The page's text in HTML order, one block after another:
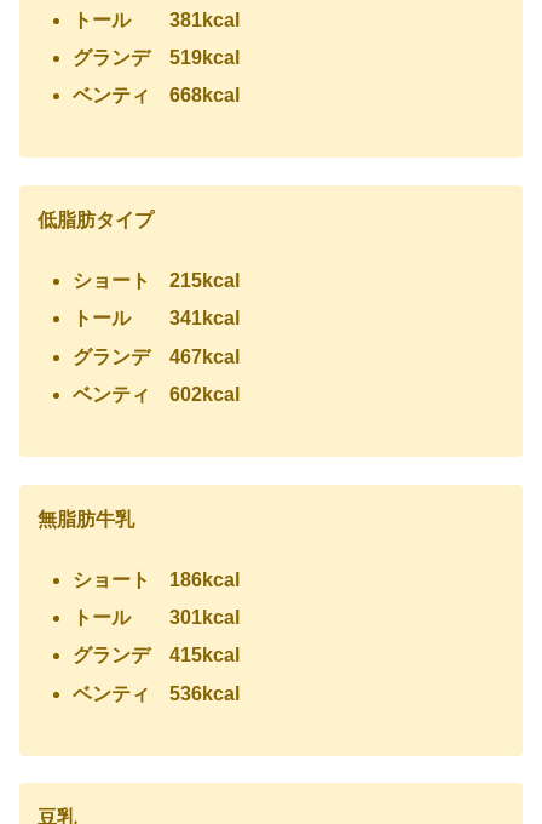
トール 381kcal
グランデ 519kcal
ベンティ 668kcal
低脂肪タイプ
ショート 215kcal
トール 341kcal
グランデ 467kcal
ベンティ 602kcal
無脂肪牛乳
ショート 186kcal
トール 301kcal
グランデ 415kcal
ベンティ 536kcal
豆乳